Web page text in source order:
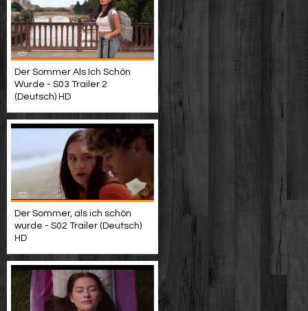
Der Sommer Als Ich Schön
Wurde - S03 Trailer 2
(Deutsch) HD
Der Sommer, als ich schön
wurde - S02 Trailer (Deutsch)
HD